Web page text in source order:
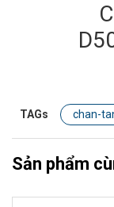
TAGs chan-
Sản phẩm